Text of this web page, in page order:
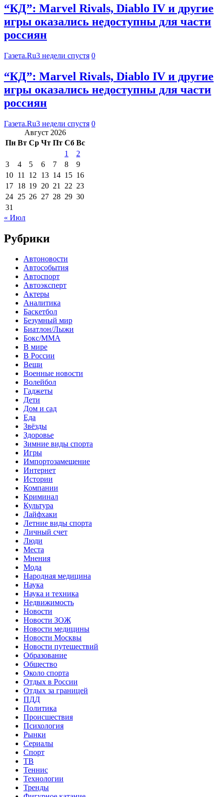
“КД”: Marvel Rivals, Diablo IV и другие
игры оказались недоступны для части
россиян
Газета.Ru3 недели спустя 0
“КД”: Marvel Rivals, Diablo IV и другие
игры оказались недоступны для части
россиян
Газета.Ru3 недели спустя 0
Август 2026
Пн Вт Ср Чт Пт Сб Вс
1
2
3
4 5 6 7 8
9
10 11 12 13 14 15 16
17 18 19 20 21 22 23
24 25 26 27 28 29 30
31
« Июл
Рубрики
Автоновости
Автособытия
Автоспорт
Автоэксперт
Актеры
Аналитика
Баскетбол
Безумный мир
Биатлон/Лыжи
Бокс/MMA
В мире
В России
Вещи
Военные новости
Волейбол
Гаджеты
Дети
Дом и сад
Еда
Звёзды
Здоровье
Зимние виды спорта
Игры
Импортозамещение
Интернет
Истории
Компании
Криминал
Культура
Лайфхаки
Летние виды спорта
Личный счет
Люди
Места
Мнения
Мода
Народная медицина
Наука
Наука и техника
Недвижимость
Новости
Новости ЗОЖ
Новости медицины
Новости Москвы
Новости путешествий
Образование
Общество
Около спорта
Отдых в России
Отдых за границей
ПДД
Политика
Происшествия
Психология
Рынки
Сериалы
Спорт
ТВ
Теннис
Технологии
Тренды